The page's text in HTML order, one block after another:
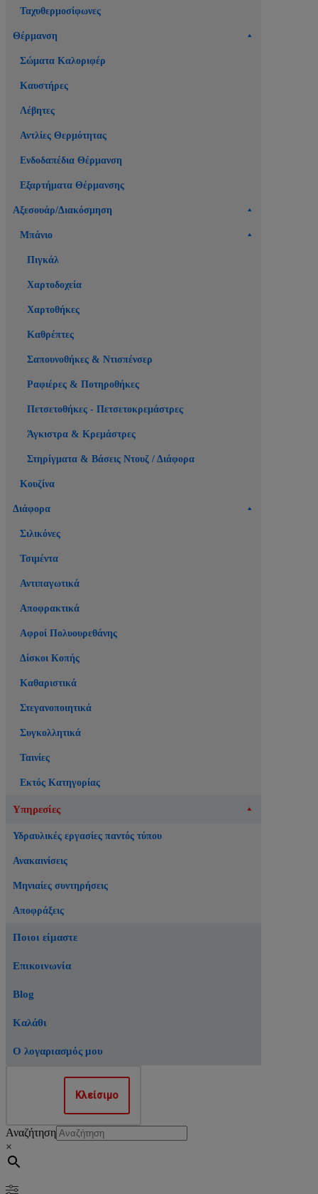
Ταχυθερμοσίφωνες
Θέρμανση
Σώματα Καλοριφέρ
Καυστήρες
Λέβητες
Αντλίες Θερμότητας
Ενδοδαπέδια Θέρμανση
Εξαρτήματα Θέρμανσης
Αξεσουάρ/Διακόσμηση
Μπάνιο
Πιγκάλ
Χαρτοδοχεία
Χαρτοθήκες
Καθρέπτες
Σαπουνοθήκες & Ντισπένσερ
Ραφιέρες & Ποτηροθήκες
Πετσετοθήκες - Πετσετοκρεμάστρες
Άγκιστρα & Κρεμάστρες
Στηρίγματα & Βάσεις Ντουζ / Διάφορα
Κουζίνα
Διάφορα
Σιλικόνες
Τσιμέντα
Αντιπαγωτικά
Αποφρακτικά
Αφροί Πολυουρεθάνης
Δίσκοι Κοπής
Καθαριστικά
Στεγανοποιητικά
Συγκολλητικά
Ταινίες
Εκτός Κατηγορίας
Υπηρεσίες
Υδραυλικές εργασίες παντός τύπου
Ανακαινίσεις
Μηνιαίες συντηρήσεις
Αποφράξεις
Ποιοι είμαστε
Επικοινωνία
Blog
Καλάθι
Ο λογαριασμός μου
Αναζήτηση
×